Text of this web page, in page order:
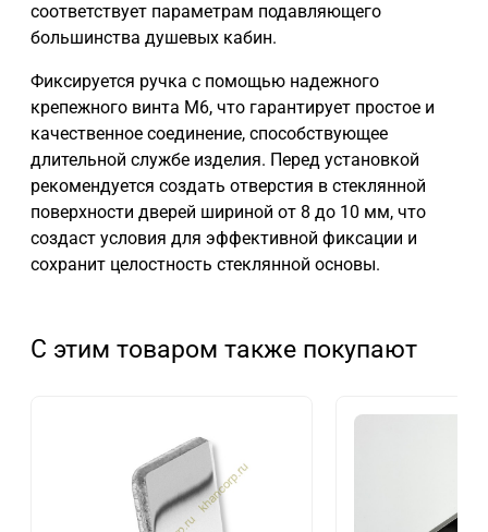
соответствует параметрам подавляющего
большинства душевых кабин.
Фиксируется ручка с помощью надежного
крепежного винта М6, что гарантирует простое и
качественное соединение, способствующее
длительной службе изделия. Перед установкой
рекомендуется создать отверстия в стеклянной
поверхности дверей шириной от 8 до 10 мм, что
создаст условия для эффективной фиксации и
сохранит целостность стеклянной основы.
С этим товаром также покупают